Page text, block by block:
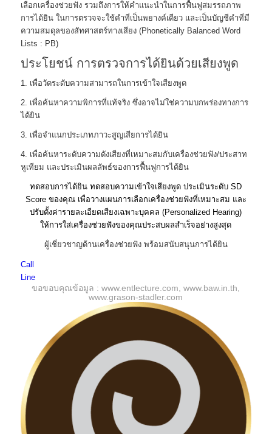
เลือกเครื่องช่วยฟัง รวมถึงการให้คำแนะนำในการฟื้นฟูสมรรถภาพ
การได้ยิน ในการตรวจจะใช้คำที่เป็นพยางค์เดียว และเป็นบัญชีคำที่มี
ความสมดุลของสัทศาสตร์ทางเสียง (Phonetically Balanced Word
Lists : PB)
ประโยชน์ การตรวจการได้ยินด้วยเสียงพูด
1. เพื่อวัดระดับความสามารถในการเข้าใจเสียงพูด
2. เพื่อค้นหาความพิการที่แท้จริง ซึ่งอาจไม่ใช่ความบกพร่องทางการ
ได้ยิน
3. เพื่อจำแนกประเภทภาวะสูญเสียการได้ยิน
4. เพื่อค้นหาระดับความดังเสียงที่เหมาะสมกับเครื่องช่วยฟัง/ประสาท
หูเทียม และประเมินผลลัพธ์ของการฟื้นฟูการได้ยิน
ทดสอบการได้ยิน ทดสอบความเข้าใจเสียงพูด ประเมินระดับ SD
Score ของคุณ เพื่อวางแผนการเลือกเครื่องช่วยฟังที่เหมาะสม และ
ปรับตั้งค่ารายละเอียดเสียงเฉพาะบุคคล (Personalized Hearing)
ให้การใส่เครื่องช่วยฟังของคุณประสบผลสำเร็จอย่างสูงสุด
ผู้เชี่ยวชาญด้านเครื่องช่วยฟัง พร้อมสนับสนุนการได้ยิน
Call
Line
ขอขอบคุณข้อมูล :www.entlecture.com ,www.baw.in.th
www.grason-stadler.com